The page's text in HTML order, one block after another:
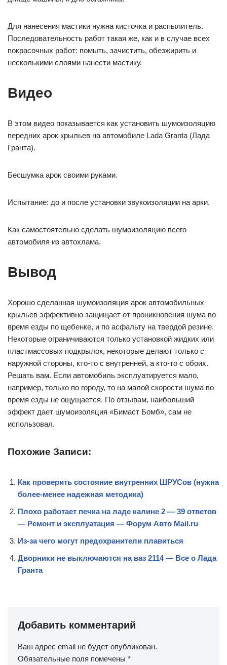
Для нанесения мастики нужна кисточка и распылитель.
Последовательность работ такая же, как и в случае всех
покрасочных работ: помыть, зачистить, обезжирить и
несколькими слоями нанести мастику.
Видео
В этом видео показывается как установить шумоизоляцию
передних арок крыльев на автомобиле Lada Granta (Лада
Гранта).
Бесшумка арок своими руками.
Испытание: до и после установки звукоизоляции на арки.
Как самостоятельно сделать шумоизоляцию всего
автомобиля из автохлама.
Вывод
Хорошо сделанная шумоизоляция арок автомобильных
крыльев эффективно защищает от проникновения шума во
время езды по щебенке, и по асфальту на твердой резине.
Некоторые ограничиваются только установкой жидких или
пластмассовых подкрылок, некоторые делают только с
наружной стороны, кто-то с внутренней, а кто-то с обоих.
Решать вам. Если автомобиль эксплуатируется мало,
например, только по городу, то на малой скорости шума во
время езды не ощущается. По отзывам, наибольший
эффект дает шумоизоляция «Бимаст Бомб», сам не
использовал.
Похожие Записи:
Как проверить состояние внутренних ШРУСов (нужна
более-менее надежная методика)
Плохо работает печка на ладе калине 2 — 39 ответов
— Ремонт и эксплуатация — Форум Авто Mail.ru
Из-за чего могут предохранители плавиться
Дворники не выключаются на ваз 2114 — Все о Лада
Гранта
Добавить комментарий
Ваш адрес email не будет опубликован.
Обязательные поля помечены *